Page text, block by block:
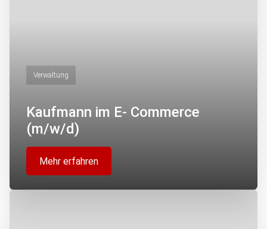
Verwaltung
Kaufmann im E- Commerce
(m/w/d)
Mehr erfahren